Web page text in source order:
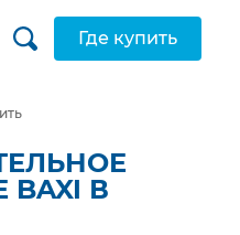
Где купить
В